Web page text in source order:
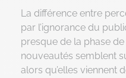
La différence entre
par l’ignorance du
presque de la phase
nouveautés semblent
alors qu’elles viennent